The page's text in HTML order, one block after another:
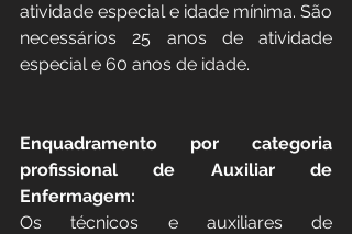
atividade especial e idade mínima. São
necessários 25 anos de atividade
especial e 60 anos de idade.
Enquadramento por categoria
profissional de Auxiliar de
Enfermagem:
Os técnicos e auxiliares de